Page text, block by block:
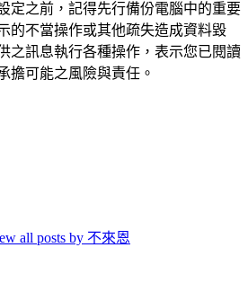
定之前，記得先行備份電腦中的重要
的不當操作或其他疏失造成資料毀
之訊息執行各種操作，表示您已閱讀
擔可能之風險與責任。
all posts by 不來恩